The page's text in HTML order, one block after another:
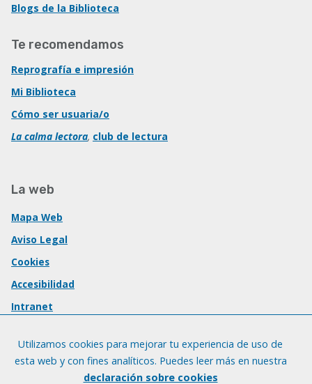
Blogs de la Biblioteca
Te recomendamos
Reprografía e impresión
Mi Biblioteca
Cómo ser usuaria/o
La calma lectora, club de lectura
La web
Mapa Web
Aviso Legal
Cookies
Accesibilidad
Intranet
Utilizamos cookies para mejorar tu experiencia de uso de
esta web y con fines analíticos. Puedes leer más en nuestra
declaración sobre cookies